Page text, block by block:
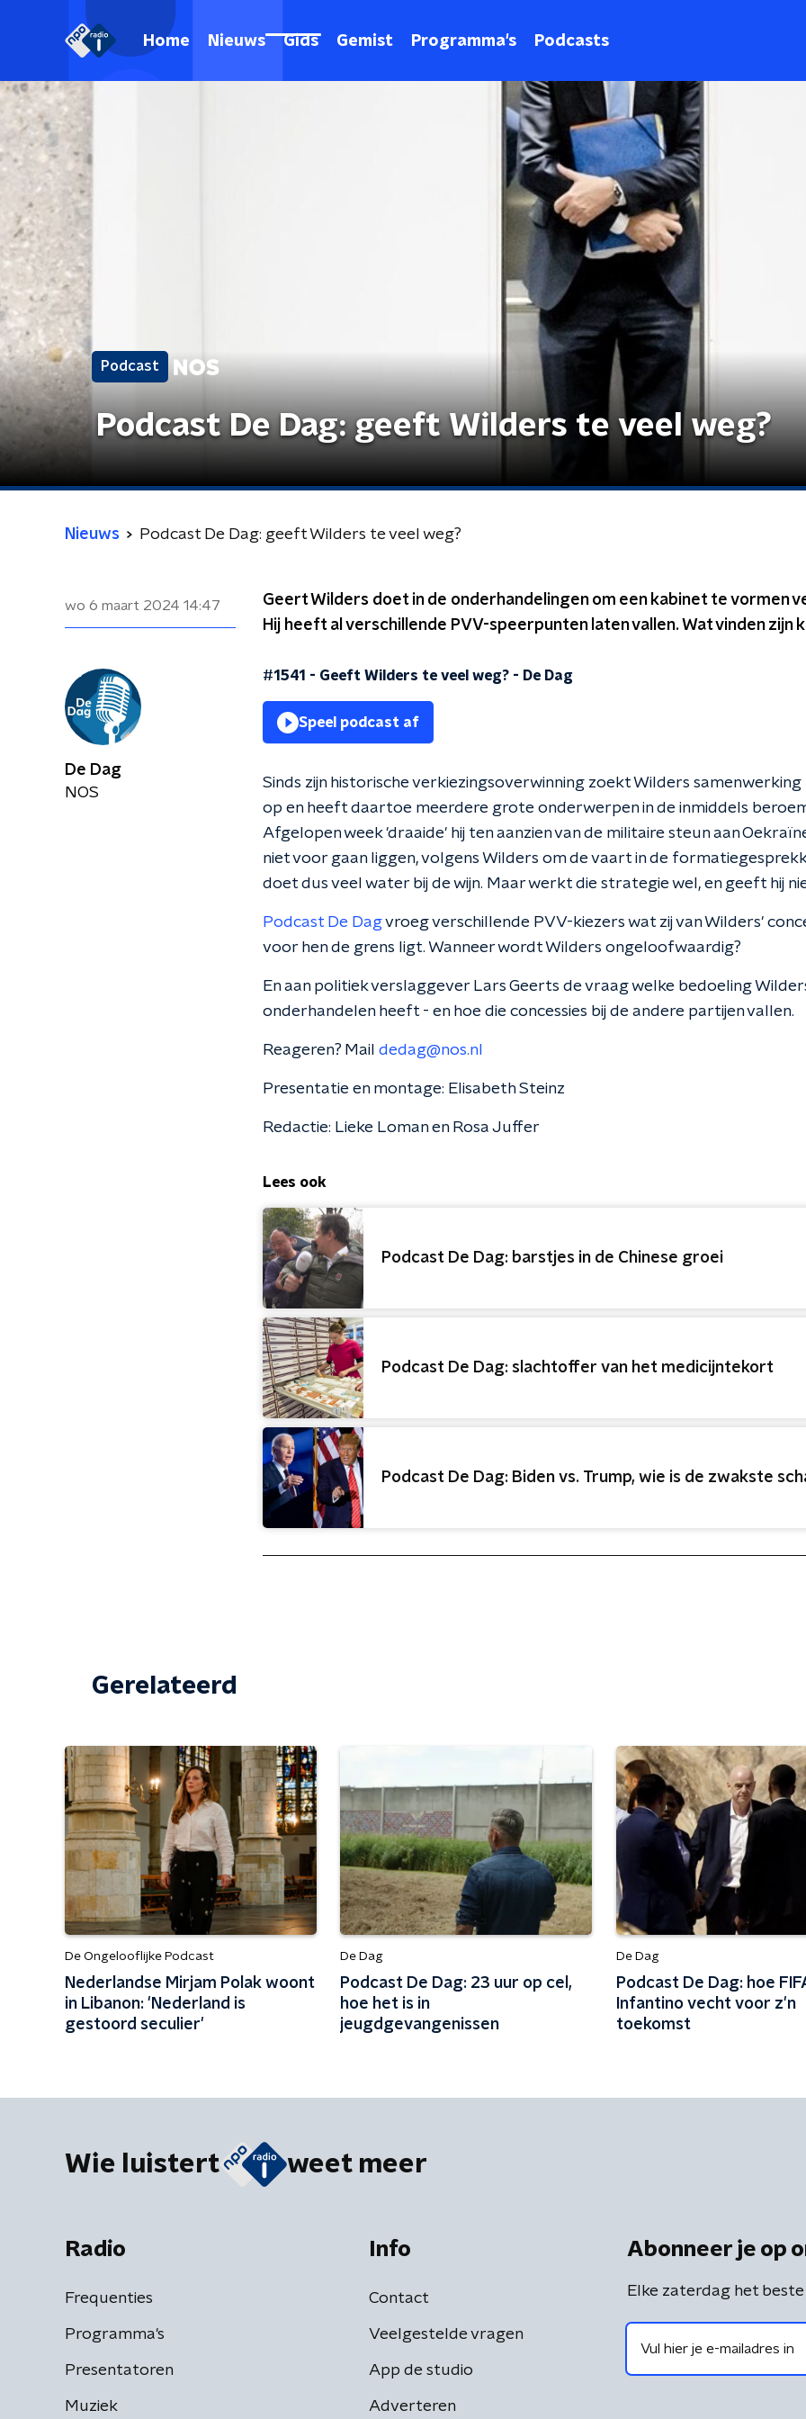
Home Nieuws Gids Gemist Programma's Podcasts
Podcast
Podcast De Dag: geeft Wilders te veel weg?
Nieuws Podcast De Dag: geeft Wilders te veel weg?
wo 6 maart 2024 14:47
Geert Wilders doet in de onderhandelingen om een kabinet te vormen
Hij heeft al verschillende PVV-speerpunten laten vallen. Wat vinden zijn
#1541 - Geeft Wilders te veel weg? - De Dag
Speel podcast af
Sinds zijn historische verkiezingsoverwinning zoekt Wilders
op en heeft daartoe meerdere grote onderwerpen in de inmiddels
Afgelopen week 'draaide' hij ten aanzien van de militaire steun aan
niet voor gaan liggen, volgens Wilders om de vaart in de
doet dus veel water bij de wijn. Maar werkt die strategie wel, en geeft hij
Podcast De Dagvroeg verschillende PVV-kiezers wat zij van Wilders'
voor hen de grens ligt. Wanneer wordt Wilders ongeloofwaardig?
En aan politiek verslaggever Lars Geerts de vraag welke bedoeling
onderhandelen heeft - en hoe die concessies bij de andere partijen vallen.
Reageren? Mail dedag@nos.nl
Presentatie en montage: Elisabeth Steinz
Redactie: Lieke Loman en Rosa Juffer
Lees ook
Podcast De Dag: barstjes in de Chinese groei
Podcast De Dag: slachtoffer van het medicijntekort
Podcast De Dag: Biden vs. Trump, wie is de zwakste
De Dag
NOS
Gerelateerd
De Ongelooflijke Podcast
Nederlandse Mirjam Polak woont
in Libanon: 'Nederland is
gestoord seculier'
De Dag
Podcast De Dag: 23 uur op cel,
hoe het is in
jeugdgevangenissen
De Dag
Podcast De Dag: hoe
Infantino vecht voor z'n
toekomst
Wie luistert weet meer
Radio
Frequenties
Programma's
Presentatoren
Muziek
Info
Contact
Veelgestelde vragen
App de studio
Adverteren
Abonneer je op
Elke zaterdag het beste